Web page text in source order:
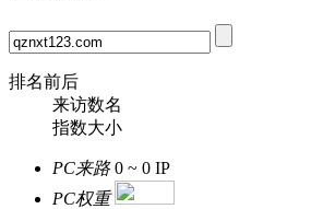
排名前后
来访数名
指数大小
PC来路 0 ~ 0 IP
PC权重